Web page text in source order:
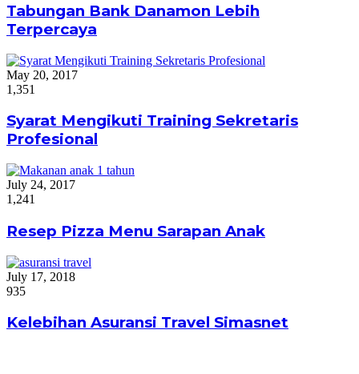
Tabungan Bank Danamon Lebih
Terpercaya
May 20, 2017
1,351
Syarat Mengikuti Training Sekretaris
Profesional
July 24, 2017
1,241
Resep Pizza Menu Sarapan Anak
July 17, 2018
935
Kelebihan Asuransi Travel Simasnet